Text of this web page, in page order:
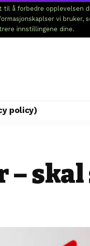
til å forbedre opplevelsen
vi bruker,
innstillingene dine.
policy)
skal